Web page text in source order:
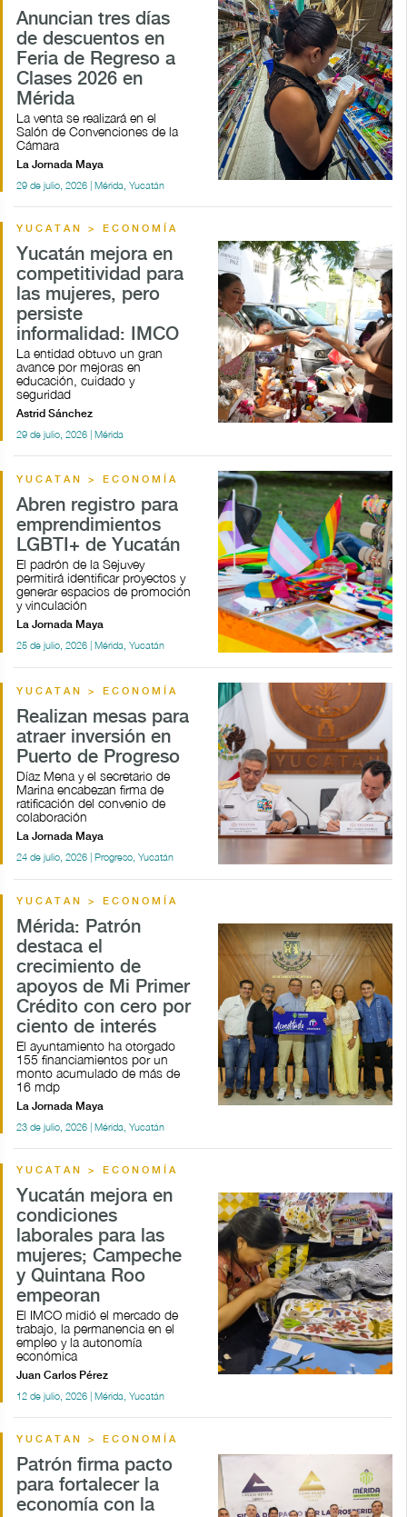
Anuncian tres días
de descuentos en
Feria de Regreso a
Clases 2026 en
Mérida
La venta se realizará en el
Salón de Convenciones de la
Cámara
La Jornada Maya
29 de julio, 2026 | Mérida, Yucatán
YUCATAN > ECONOMÍA
Yucatán mejora en
competitividad para
las mujeres, pero
persiste
informalidad: IMCO
La entidad obtuvo un gran
avance por mejoras en
educación, cuidado y
seguridad
Astrid Sánchez
29 de julio, 2026 | Mérida
YUCATAN > ECONOMÍA
Abren registro para
emprendimientos
LGBTI+ de Yucatán
El padrón de la Sejuvey
permitirá identificar proyectos y
generar espacios de promoción
y vinculación
La Jornada Maya
25 de julio, 2026 | Mérida, Yucatán
YUCATAN > ECONOMÍA
Realizan mesas para
atraer inversión en
Puerto de Progreso
Díaz Mena y el secretario de
Marina encabezan firma de
ratificación del convenio de
colaboración
La Jornada Maya
24 de julio, 2026 | Progreso, Yucatán
YUCATAN > ECONOMÍA
Mérida: Patrón
destaca el
crecimiento de
apoyos de Mi Primer
Crédito con cero por
ciento de interés
El ayuntamiento ha otorgado
155 financiamientos por un
monto acumulado de más de
16 mdp
La Jornada Maya
23 de julio, 2026 | Mérida, Yucatán
YUCATAN > ECONOMÍA
Yucatán mejora en
condiciones
laborales para las
mujeres; Campeche
y Quintana Roo
empeoran
El IMCO midió el mercado de
trabajo, la permanencia en el
empleo y la autonomía
económica
Juan Carlos Pérez
12 de julio, 2026 | Mérida, Yucatán
YUCATAN > ECONOMÍA
Patrón firma pacto
para fortalecer la
economía con la